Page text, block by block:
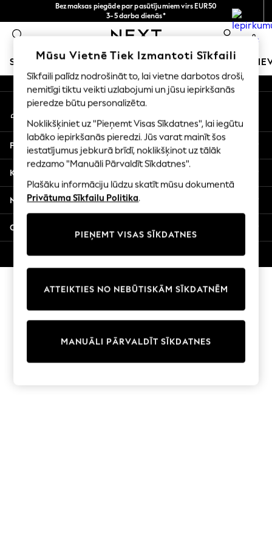
Bezmaksas piegāde par pasūtījumiem virs EUR50
3-5 darba dienās*
Tagad jūs varat
iepirkties latviešu valodā!
0
SKOLAS APĢĒRBS MEITENES ZĒNI MAZULIS
SCHOOLWEAR
All Boys Schoolwear
Shoes
Trousers
Shorts
Shirts
Polo Shirts
Sweatshirts & Jumpers
Multipacks
All Boys Sport & Swimwear
Swimwear
Tops
Joggers
An error occurred on client
Mūsu sociālie tīkli
Mans konts
Pierakstieties savā kontā
Palīdzība
Konfidencialitāte un juridiskā informācija
Nodaļas
Citi pakalpojumi
© 2026 Next Germany GmbH. Visas tiesības aizsargātas.
Mūsu Vietnē Tiek Izmantoti Sīkfaili
Sīkfaili palīdz nodrošināt to, lai vietne darbotos droši,
nemitīgi tiktu veikti uzlabojumi un jūsu iepirkšanās
pieredze būtu personalizēta.
Noklikšķiniet uz "Pieņemt Visas Sīkdatnes", lai iegūtu
labāko iepirkšanās pieredzi. Jūs varat mainīt šos
iestatījumus jebkurā brīdī, noklikšķinot uz tālāk
redzamo "Manuāli Pārvaldīt Sīkdatnes".
Plašāku informāciju lūdzu skatīt mūsu dokumentā
Privātuma Sīkfailu Politika.
PIEŅEMT VISAS SĪKDATNES
MANUĀLI PĀRVALDĪT SĪKDATNES
ATTEIKTIES NO NEBŪTISKĀM SĪKDATNĒM